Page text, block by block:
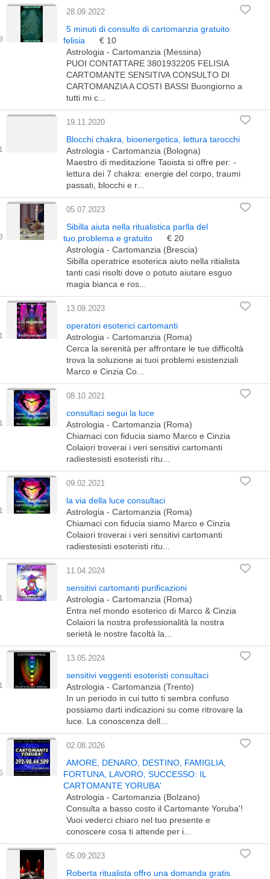
28.09.2022
5 minuti di consulto di cartomanzia gratuito
felisia
€ 10
Astrologia - Cartomanzia (Messina)
PUOI CONTATTARE 3801932205 FELISIA
CARTOMANTE SENSITIVA CONSULTO DI
CARTOMANZIA A COSTI BASSI Buongiorno a
tutti mi c...
19.11.2020
Blocchi chakra, bioenergetica, lettura tarocchi
Astrologia - Cartomanzia (Bologna)
Maestro di meditazione Taoista si offre per: -
lettura dei 7 chakra: energie del corpo, traumi
passati, blocchi e r...
05.07.2023
Sibilla aiuta nella ritualistica parlla del
tuo.problema e gratuito
€ 20
Astrologia - Cartomanzia (Brescia)
Sibilla operatrice esoterica aiuto nella ritialista
tanti casi risolti dove o potuto aiutare esguo
magia bianca e ros...
13.09.2023
operatori esoterici cartomanti
Astrologia - Cartomanzia (Roma)
Cerca la serenità per affrontare le tue difficoltà
trova la soluzione ai tuoi problemi esistenziali
Marco e Cinzia Co...
08.10.2021
consultaci segui la luce
Astrologia - Cartomanzia (Roma)
Chiamaci con fiducia siamo Marco e Cinzia
Colaiori troverai i veri sensitivi cartomanti
radiestesisti esoteristi ritu...
09.02.2021
la via della luce consultaci
Astrologia - Cartomanzia (Roma)
Chiamaci con fiducia siamo Marco e Cinzia
Colaiori troverai i veri sensitivi cartomanti
radiestesisti esoteristi ritu...
11.04.2024
sensitivi cartomanti purificazioni
Astrologia - Cartomanzia (Roma)
Entra nel mondo esoterico di Marco & Cinzia
Colaiori la nostra professionalità la nostra
serietà le nostre facoltà la...
13.05.2024
sensitivi veggenti esoteristi consultaci
Astrologia - Cartomanzia (Trento)
In un periodo in cui tutto ti sembra confuso
possiamo darti indicazioni su come ritrovare la
luce. La conoscenza dell...
02.08.2026
AMORE, DENARO, DESTINO, FAMIGLIA,
FORTUNA, LAVORO, SUCCESSO: IL
CARTOMANTE YORUBA'
Astrologia - Cartomanzia (Bolzano)
Consulta a basso costo il Cartomante Yoruba'!
Vuoi vederci chiaro nel tuo presente e
conoscere cosa ti attende per i...
05.09.2023
Roberta ritualista offro una domanda gratis